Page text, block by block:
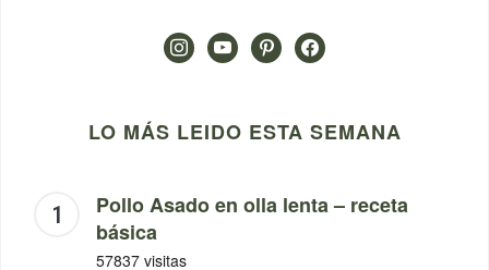
instagramyoutubepinterestfacebook
LO MÁS LEIDO ESTA SEMANA
Pollo Asado en olla lenta – receta
básica
57837 visitas